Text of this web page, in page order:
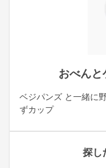
おべんと
ベジパンズ と一緒に
ずカップ
探し